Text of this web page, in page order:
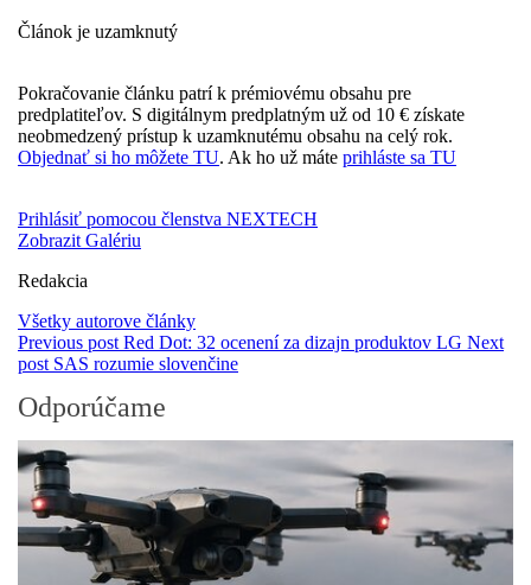
Článok je uzamknutý
Pokračovanie článku patrí k prémiovému obsahu pre
predplatiteľov. S digitálnym predplatným už od 10 € získate
neobmedzený prístup k uzamknutému obsahu na celý rok.
Objednať si ho môžete TU. Ak ho už máte prihláste sa TU
Prihlásiť pomocou členstva NEXTECH
Zobrazit Galériu
Redakcia
Všetky autorove články
Previous post Red Dot: 32 ocenení za dizajn produktov LG Next
post SAS rozumie slovenčine
Odporúčame